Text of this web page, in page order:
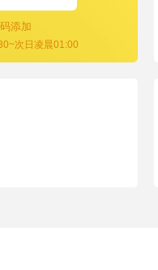
添加
次日凌晨01:00